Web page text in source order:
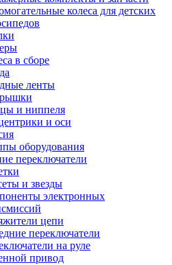
колеса для детских
в сборе
ленты
и ниппеля
и оси
оборудования
переключатели
и звезды
электронных
цепи
переключатели
на руле
привод